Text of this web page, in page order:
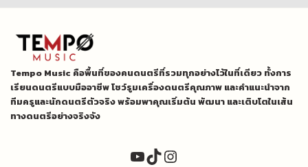
Tempo Music คือพื้นที่ของคนดนตรีที่รวมทุกอย่างไว้ในที่เดียว ทั้งการ
เรียนดนตรีแบบมืออาชีพ โชว์รูมเครื่องดนตรีคุณภาพ และคำแนะนำจาก
ทีมครูและนักดนตรีตัวจริง พร้อมพาคุณเริ่มต้น พัฒนา และเติบโตในเส้น
ทางดนตรีอย่างจริงจัง
YouTube
TikTok
Instagram